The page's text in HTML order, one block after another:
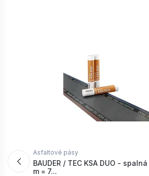
Asfaltové pásy
BAUDER / TEC KSA DUO -
m = 7...